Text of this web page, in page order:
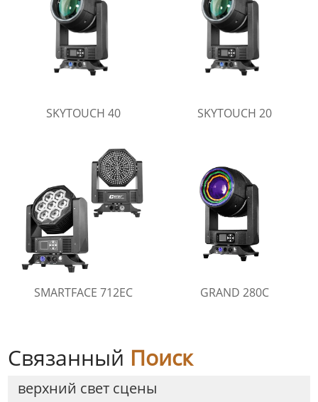
SKYTOUCH 40 SKYTOUCH 20
SMARTFACE 712EC GRAND 280C
Связанный Поиск
верхний свет сцены